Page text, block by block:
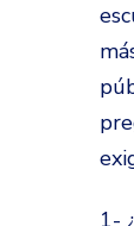
1-